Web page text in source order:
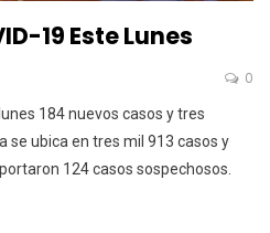
19 Este Lunes
0
184 nuevos casos y tres
se ubica en tres mil 913 casos y
124 casos sospechosos.